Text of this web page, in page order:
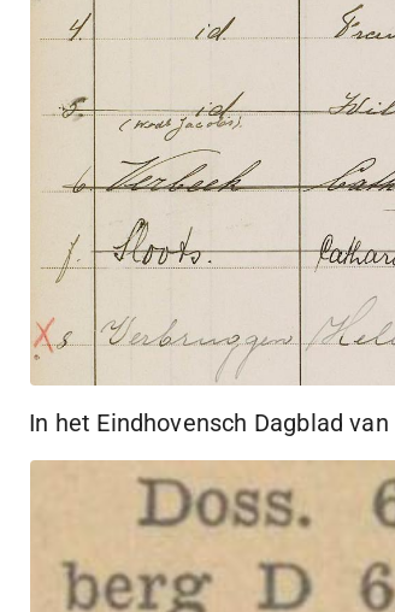
In het Eindhovensch Dagblad van